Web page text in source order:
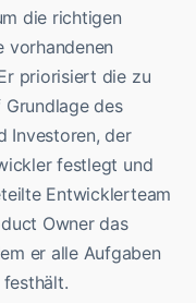
die richtigen
vorhandenen
priorisiert die zu
des
Investoren, der
festlegt und
Entwicklerteam
Owner das
er alle Aufgaben